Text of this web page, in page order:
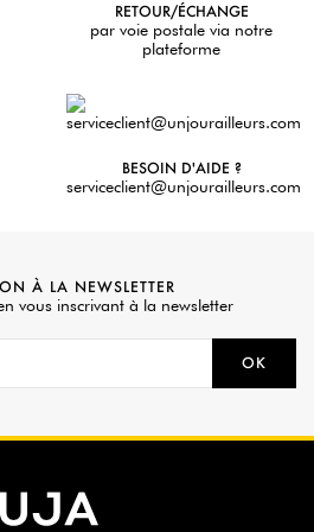
RETOUR/ÉCHANGE
par voie postale via notre
plateforme
BESOIN D'AIDE ?
serviceclient@unjourailleurs.com
À LA NEWSLETTER
vous inscrivant à la newsletter
OK